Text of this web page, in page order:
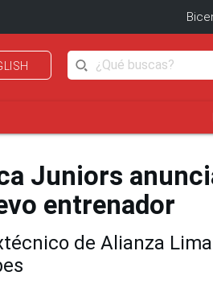
Juniors
entrenador
de Alianza